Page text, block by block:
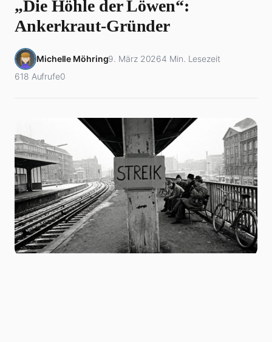
„Die Höhle der Löwen“:
Ankerkraut-Gründer
Michelle Möhring9. März 20264 Min. Lesezeit
618 Aufrufe0